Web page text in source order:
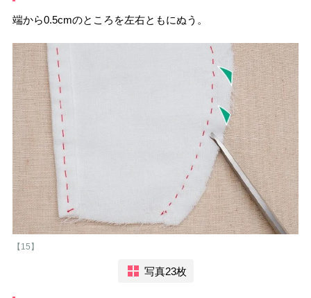
端から0.5cmのところを左右ともにぬう。
【15】
写真23枚